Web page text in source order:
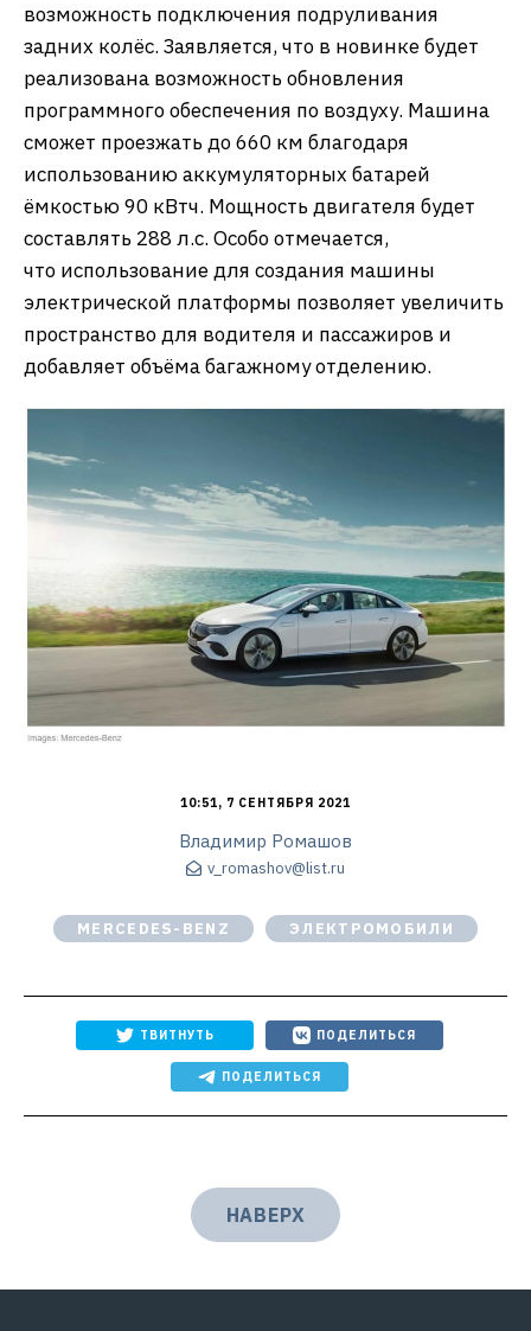
возможность подключения подруливания
задних колёс. Заявляется, что в новинке будет
реализована возможность обновления
программного обеспечения по воздуху. Машина
сможет проезжать до 660 км благодаря
использованию аккумуляторных батарей
ёмкостью 90 кВтч. Мощность двигателя будет
составлять 288 л.с. Особо отмечается,
что использование для создания машины
электрической платформы позволяет увеличить
пространство для водителя и пассажиров и
добавляет объёма багажному отделению.
10:51, 7 СЕНТЯБРЯ 2021
Владимир Ромашов
v_romashov@list.ru
MERCEDES-BENZ ЭЛЕКТРОМОБИЛИ
ТВИТНУТЬ ПОДЕЛИТЬСЯ
ПОДЕЛИТЬСЯ
НАВЕРХ